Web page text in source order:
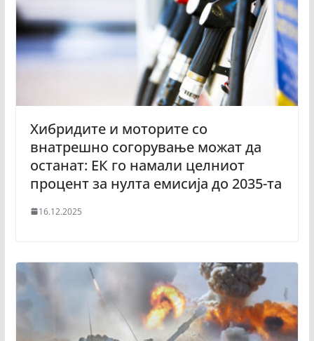
Хибридите и моторите со
внатрешно согорување можат да
останат: ЕК го намали целниот
процент за нулта емисија до 2035-та
16.12.2025